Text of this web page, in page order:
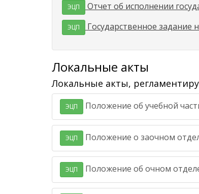
ЭЦП Отчет об исполнении
ЭЦП Государственное задание
Локальные акты
Локальные акты,
ЭЦП Положение об учебной
ЭЦП Положение о заочном
ЭЦП Положение об очном